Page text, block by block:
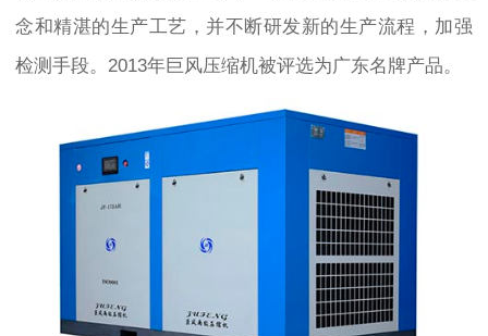
念和精湛的生产工艺，并不断研发新的生产流程，加强
检测手段。2013年巨风压缩机被评选为广东名牌产品。